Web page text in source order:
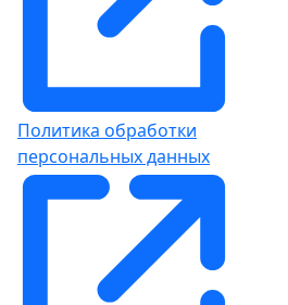
Политика обработки
персональных данных